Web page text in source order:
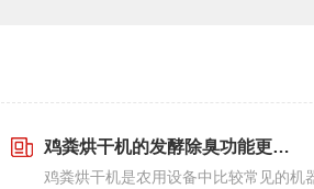
鸡粪烘干机的发酵除臭功能更受关注
鸡粪烘干机是农用设备中比较常见的机